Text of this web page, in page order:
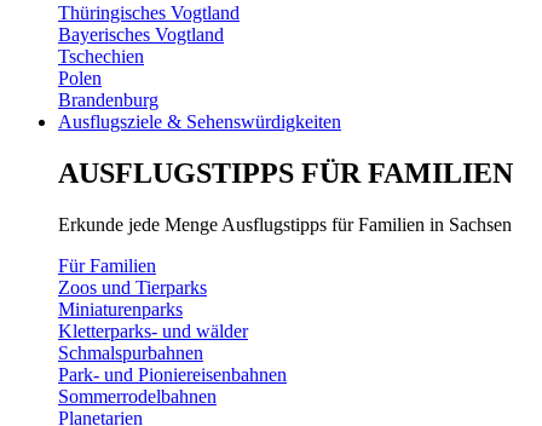
Thüringisches Vogtland
Bayerisches Vogtland
Tschechien
Polen
Brandenburg
Ausflugsziele & Sehenswürdigkeiten
AUSFLUGSTIPPS FÜR FAMILIEN
Erkunde jede Menge Ausflugstipps für Familien in Sachsen
Für Familien
Zoos und Tierparks
Miniaturenparks
Kletterparks- und wälder
Schmalspurbahnen
Park- und Pioniereisenbahnen
Sommerrodelbahnen
Planetarien